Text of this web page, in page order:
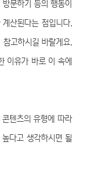
문하기 등의 행동이
산된다는 점입니다.
고하시길 바랄게요.
이유가 바로 이 속에
텐츠의 유형에 따라
다고 생각하시면 될